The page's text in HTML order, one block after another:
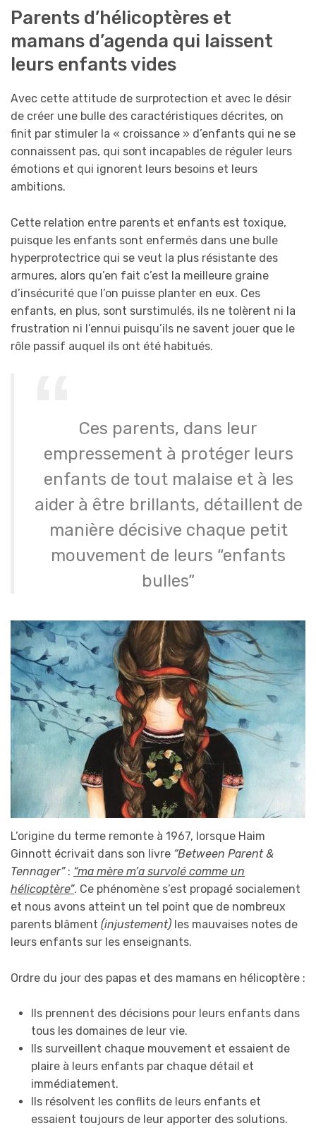
Parents d’hélicoptères et
mamans d’agenda qui laissent
leurs enfants vides
Avec cette attitude de surprotection et avec le désir
de créer une bulle des caractéristiques décrites, on
finit par stimuler la « croissance » d’enfants qui ne se
connaissent pas, qui sont incapables de réguler leurs
émotions et qui ignorent leurs besoins et leurs
ambitions.
Cette relation entre parents et enfants est toxique,
puisque les enfants sont enfermés dans une bulle
hyperprotectrice qui se veut la plus résistante des
armures, alors qu’en fait c’est la meilleure graine
d’insécurité que l’on puisse planter en eux. Ces
enfants, en plus, sont surstimulés, ils ne tolèrent ni la
frustration ni l’ennui puisqu’ils ne savent jouer que le
rôle passif auquel ils ont été habitués.
Ces parents, dans leur
empressement à protéger leurs
enfants de tout malaise et à les
aider à être brillants, détaillent de
manière décisive chaque petit
mouvement de leurs “enfants
bulles”
L’origine du terme remonte à 1967, lorsque Haim
Ginnott écrivait dans son livre “Between Parent &
Tennager”: “ma mère m’a survolé comme un
hélicoptère”. Ce phénomène s’est propagé socialement
et nous avons atteint un tel point que de nombreux
parents blâment (injustement) les mauvaises notes de
leurs enfants sur les enseignants.
Ordre du jour des papas et des mamans en hélicoptère :
Ils prennent des décisions pour leurs enfants dans
tous les domaines de leur vie.
Ils surveillent chaque mouvement et essaient de
plaire à leurs enfants par chaque détail et
immédiatement.
Ils résolvent les conflits de leurs enfants et
essaient toujours de leur apporter des solutions.